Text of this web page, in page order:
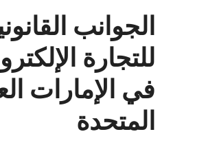
الجوانب
للتجارة
في الإمارات
المتحدة